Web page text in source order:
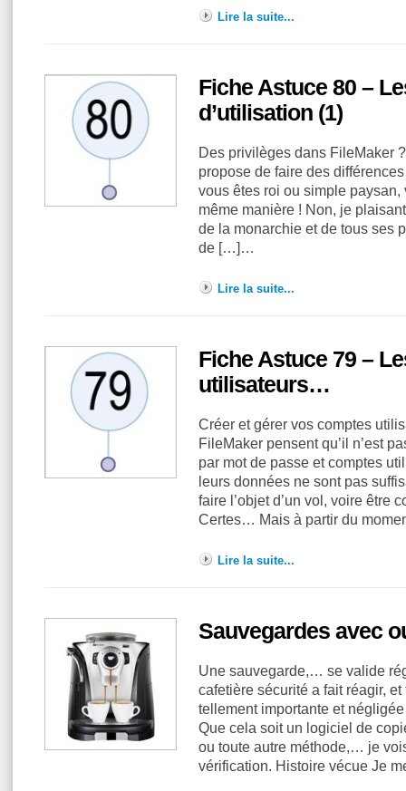
Lire la suite...
Fiche Astuce 80 –
d’utilisation (1)
Des privilèges dans FileMaker
propose de faire des
vous êtes roi ou simple
même manière ! Non, je
de la monarchie et de tous ses
de […]…
Lire la suite...
Fiche Astuce 79 –
utilisateurs…
Créer et gérer vos comptes
FileMaker pensent qu’il n’est
par mot de passe et comptes
leurs données ne sont pas
faire l’objet d’un vol, voire être
Certes… Mais à partir du
Lire la suite...
Sauvegardes avec
Une sauvegarde,… se valide
cafetière sécurité a fait réagir,
tellement importante et
Que cela soit un logiciel de
ou toute autre méthode,… je
vérification. Histoire vécue Je